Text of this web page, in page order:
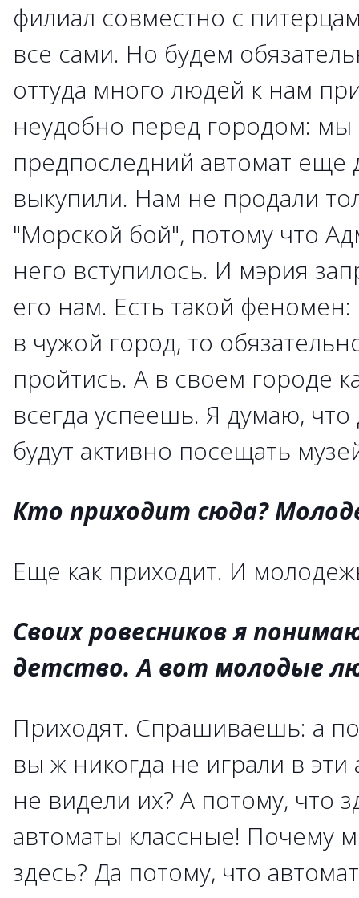
филиал совместно с
все сами. Но будем
оттуда много людей к нам
неудобно перед городом: мы
предпоследний автомат еще
выкупили. Нам не продали
"Морской бой", потому что
него вступилось. И мэрия
его нам. Есть такой
в чужой город, то
пройтись. А в своем городе
всегда успеешь. Я думаю,
будут активно посещать
Кто приходит сюда?
Еще как приходит. И
Своих ровесников я
детство. А вот молодые
Приходят. Спрашиваешь: а
вы ж никогда не играли в эти
не видели их? А потому, что
автоматы классные! Почему
здесь? Да потому, что